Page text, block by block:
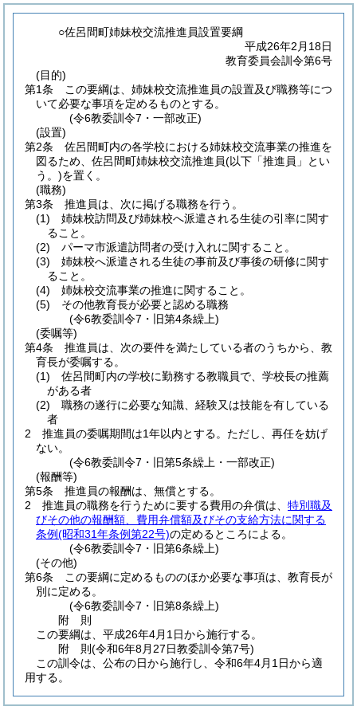
○佐呂間町姉妹校交流推進員設置要綱
平成26年2月18日
教育委員会訓令第6号
(目的)
第1条
この要綱は、姉妹校交流推進員の設置及び職務等につ
いて必要な事項を定めるものとする。
(令6教委訓令7・一部改正)
(設置)
第2条
佐呂間町内の各学校における姉妹校交流事業の推進を
図るため、佐呂間町姉妹校交流推進員(以下「推進員」とい
う。)を置く。
(職務)
第3条
推進員は、次に掲げる職務を行う。
(1)
姉妹校訪問及び姉妹校へ派遣される生徒の引率に関す
ること。
(2)
パーマ市派遣訪問者の受け入れに関すること。
(3)
姉妹校へ派遣される生徒の事前及び事後の研修に関す
ること。
(4)
姉妹校交流事業の推進に関すること。
(5)
その他教育長が必要と認める職務
(令6教委訓令7・旧第4条繰上)
(委嘱等)
第4条
推進員は、次の要件を満たしている者のうちから、教
育長が委嘱する。
(1)
佐呂間町内の学校に勤務する教職員で、学校長の推薦
がある者
(2)
職務の遂行に必要な知識、経験又は技能を有している
者
2
推進員の委嘱期間は1年以内とする。 ただし、再任を妨げ
ない。
(令6教委訓令7・旧第5条繰上・一部改正)
(報酬等)
第5条
推進員の報酬は、無償とする。
2
推進員の職務を行うために要する費用の弁償は、 特別職及
びその他の報酬額、費用弁償額及びその支給方法に関する
条例(昭和31年条例第22号)の定めるところによる。
(令6教委訓令7・旧第6条繰上)
(その他)
第6条
この要綱に定めるもののほか必要な事項は、教育長が
別に定める。
(令6教委訓令7・旧第8条繰上)
附 則
この要綱は、平成26年4月1日から施行する。
附 則(令和6年8月27日教委訓令第7号)
この訓令は、公布の日から施行し、令和6年4月1日から適
用する。